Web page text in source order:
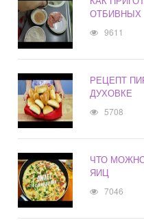
ОТБИВНЫХ
9611
РЕЦЕПТ
ДУХОВКЕ
5708
ЧТО
ЯИЦ
7046